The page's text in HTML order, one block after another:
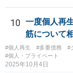
親がそれを払ってい
ろの事情を総合的に
護士と面談したうえ
10
一度個人再
筋について
#個人再生 #多重債務 #
#個人・プライベート
2025年10月4日